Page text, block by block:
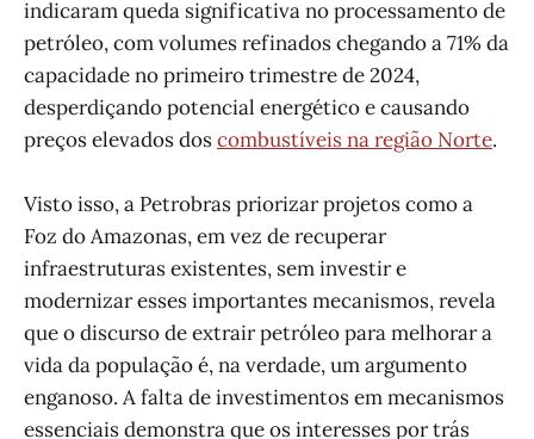
indicaram queda significativa no processamento de
petróleo, com volumes refinados chegando a 71% da
capacidade no primeiro trimestre de 2024,
desperdiçando potencial energético e causando
preços elevados doscombustíveis na região Norte.
Visto isso, a Petrobras priorizar projetos como a
Foz do Amazonas, em vez de recuperar
infraestruturas existentes, sem investir e
modernizar esses importantes mecanismos, revela
que o discurso de extrair petróleo para melhorar a
vida da população é, na verdade, um argumento
enganoso. A falta de investimentos em mecanismos
essenciais demonstra que os interesses por trás